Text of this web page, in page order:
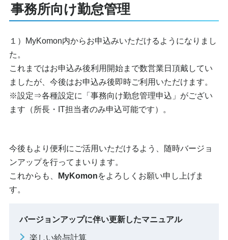
事務所向け勤怠管理
１）MyKomon内からお申込みいただけるようになりまし
た。
これまではお申込み後利用開始まで数営業日頂戴してい
ましたが、今後はお申込み後即時ご利用いただけます。
※設定⇒各種設定に「事務向け勤怠管理申込」がござい
ます（所長・IT担当者のみ申込可能です）。
今後もより便利にご活用いただけるよう、随時バージョ
ンアップを行ってまいります。
これからも、
MyKomonをよろしくお願い申し上げま
す。
バージョンアップに伴い更新したマニュアル
楽しい給与計算